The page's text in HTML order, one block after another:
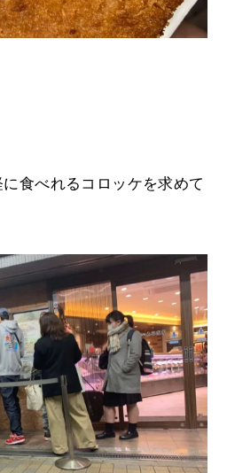
食べれるコロッケを求めて